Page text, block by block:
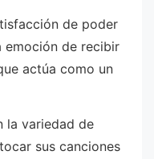
de poder
emoción de recibir
actúa como un
la variedad de
sus canciones